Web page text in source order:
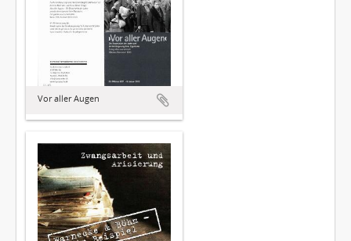
Vor aller Augen